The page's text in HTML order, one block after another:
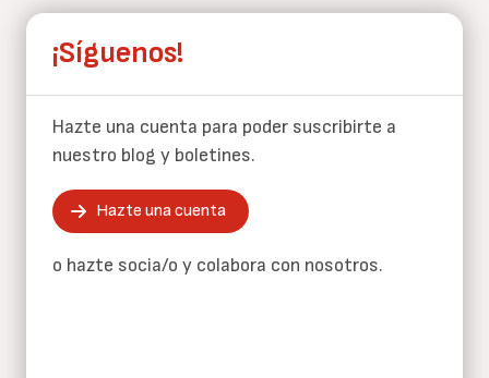
¡Síguenos!
Hazte una cuenta para poder suscribirte a
nuestro blog y boletines.
Hazte una cuenta
o hazte socia/o y colabora con nosotros.